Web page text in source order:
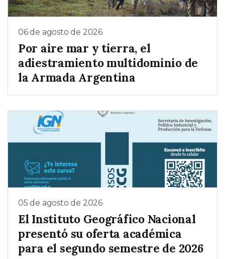
06 de agosto de 2026
Por aire mar y tierra, el
adiestramiento multidominio de
la Armada Argentina
05 de agosto de 2026
El Instituto Geográfico Nacional
presentó su oferta académica
para el segundo semestre de 2026